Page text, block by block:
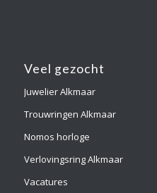
Veel gezocht
Juwelier Alkmaar
Trouwringen Alkmaar
Nomos horloge
Verlovingsring Alkmaar
Vacatures